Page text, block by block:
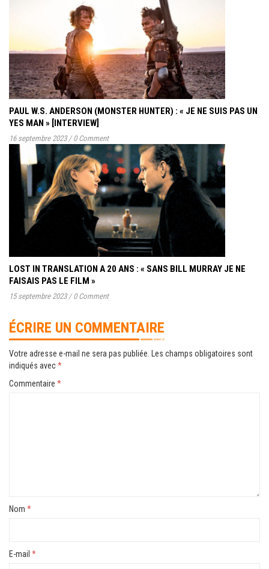
PAUL W.S. ANDERSON (MONSTER HUNTER) : « JE NE SUIS PAS UN
YES MAN » [INTERVIEW]
16 septembre 2023 / 0 Comment
LOST IN TRANSLATION A 20 ANS : « SANS BILL MURRAY JE NE
FAISAIS PAS LE FILM »
15 septembre 2023 / 0 Comment
ÉCRIRE UN COMMENTAIRE
Votre adresse e-mail ne sera pas publiée. Les champs obligatoires sont
indiqués avec*
Commentaire *
Nom *
E-mail *